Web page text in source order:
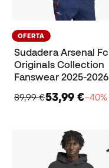
OFERTA
Sudadera Arsenal Fc
Originals Collection
Fanswear 2025-2026
89,99 €53,99 €−40%